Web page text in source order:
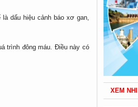
dấu hiệu cảnh báo xơ gan,
trình đông máu. Điều này có
XEM